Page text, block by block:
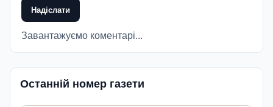
Надіслати
Завантажуємо коментарі...
Останній номер газети